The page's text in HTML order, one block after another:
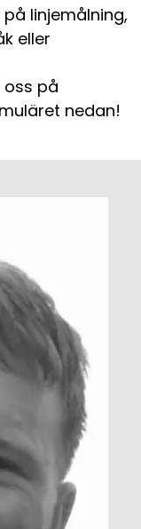
linjemålning,
eller
oss på
nedan!